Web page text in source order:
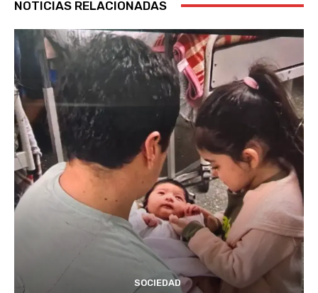
NOTICIAS RELACIONADAS
SOCIEDAD